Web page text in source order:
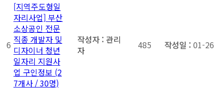
6
[지역주도형일
자리사업] 부산
소상공인 전문
직종 개발자 및
디자이너 청년
일자리 지원사
업 구인정보 (2
7개사 / 30명)
관리
자
485 01-26